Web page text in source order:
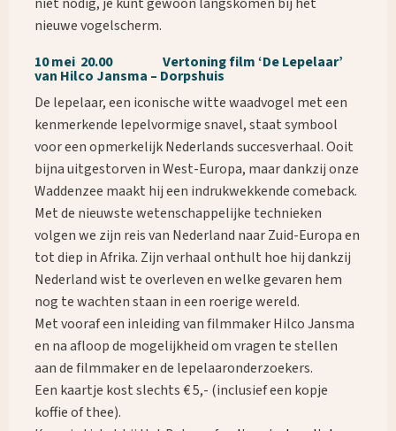
Waar ben je naar op zoek?
nieuwe vogelscherm.
10 mei 20.00 Vertoning film ‘De Lepelaar’
van Hilco Jansma – Dorpshuis
De lepelaar, een iconische witte waadvogel met een
kenmerkende lepelvormige snavel, staat symbool
voor een opmerkelijk Nederlands succesverhaal. Ooit
bijna uitgestorven in West-Europa, maar dankzij onze
Waddenzee maakt hij een indrukwekkende comeback.
Met de nieuwste wetenschappelijke technieken
volgen we zijn reis van Nederland naar Zuid-Europa en
tot diep in Afrika. Zijn verhaal onthult hoe hij dankzij
Nederland wist te overleven en welke gevaren hem
nog te wachten staan in een roerige wereld.
Met vooraf een inleiding van filmmaker Hilco Jansma
en na afloop de mogelijkheid om vragen te stellen
aan de filmmaker en de lepelaaronderzoekers.
Een kaartje kost slechts € 5,- (inclusief een kopje
koffie of thee).